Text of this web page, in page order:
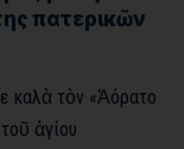
πατερικῶν
καλὰ τὸν «Ἀόρατο
ἁγίου